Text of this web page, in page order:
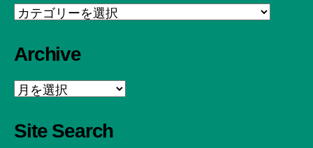
Category
Archive
Archive
Site Search